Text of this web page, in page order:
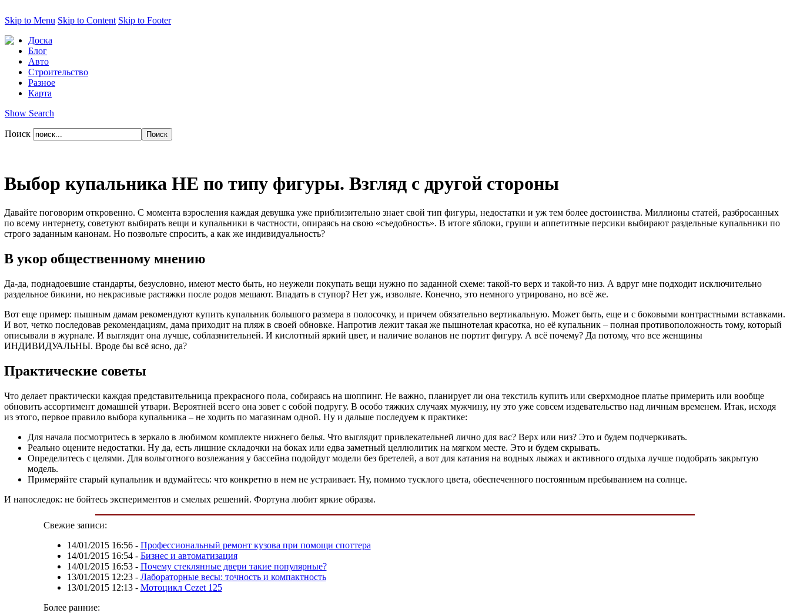
Skip to Menu Skip to Content Skip to Footer
Доска
Блог
Авто
Строительство
Разное
Карта
Show Search
Поиск
Выбор купальника НЕ по типу фигуры. Взгляд с другой стороны
Давайте поговорим откровенно. С момента взросления каждая девушка уже приблизительно знает свой тип фигуры, недостатки и уж тем более достоинства. Миллионы статей, разбросанных
по всему интернету, советуют выбирать вещи и купальники в частности, опираясь на свою «съедобность». В итоге яблоки, груши и аппетитные персики выбирают раздельные купальники по
строго заданным канонам. Но позвольте спросить, а как же индивидуальность?
В укор общественному мнению
Да-да, поднадоевшие стандарты, безусловно, имеют место быть, но неужели покупать вещи нужно по заданной схеме: такой-то верх и такой-то низ. А вдруг мне подходит исключительно
раздельное бикини, но некрасивые растяжки после родов мешают. Впадать в ступор? Нет уж, извольте. Конечно, это немного утрировано, но всё же.
Вот еще пример: пышным дамам рекомендуют купить купальник большого размера в полосочку, и причем обязательно вертикальную. Может быть, еще и с боковыми контрастными вставками.
И вот, четко последовав рекомендациям, дама приходит на пляж в своей обновке. Напротив лежит такая же пышнотелая красотка, но её купальник – полная противоположность тому, который
описывали в журнале. И выглядит она лучше, соблазнительней. И кислотный яркий цвет, и наличие воланов не портит фигуру. А всё почему? Да потому, что все женщины
ИНДИВИДУАЛЬНЫ. Вроде бы всё ясно, да?
Практические советы
Что делает практически каждая представительница прекрасного пола, собираясь на шоппинг. Не важно, планирует ли она текстиль купить или сверхмодное платье примерить или вообще
обновить ассортимент домашней утвари. Вероятней всего она зовет с собой подругу. В особо тяжких случаях мужчину, ну это уже совсем издевательство над личным временем. Итак, исходя
из этого, первое правило выбора купальника – не ходить по магазинам одной. Ну и дальше последуем к практике:
Для начала посмотритесь в зеркало в любимом комплекте нижнего белья. Что выглядит привлекательней лично для вас? Верх или низ? Это и будем подчеркивать.
Реально оцените недостатки. Ну да, есть лишние складочки на боках или едва заметный целлюлитик на мягком месте. Это и будем скрывать.
Определитесь с целями. Для вольготного возлежания у бассейна подойдут модели без бретелей, а вот для катания на водных лыжах и активного отдыха лучше подобрать закрытую
модель.
Примеряйте старый купальник и вдумайтесь: что конкретно в нем не устраивает. Ну, помимо тусклого цвета, обеспеченного постоянным пребыванием на солнце.
И напоследок: не бойтесь экспериментов и смелых решений. Фортуна любит яркие образы.
Свежие записи:
14/01/2015 16:56- Профессиональный ремонт кузова при помощи споттера
14/01/2015 16:54- Бизнес и автоматизация
14/01/2015 16:53- Почему стеклянные двери такие популярные?
13/01/2015 12:23- Лабораторные весы: точность и компактность
13/01/2015 12:13- Мотоцикл Cezet 125
Более ранние: